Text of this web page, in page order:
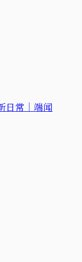
日常｜端闻